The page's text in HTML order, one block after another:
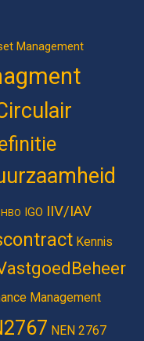
Management
HBO IGO IIV/IAV
Kennis
Management
NEN 2767